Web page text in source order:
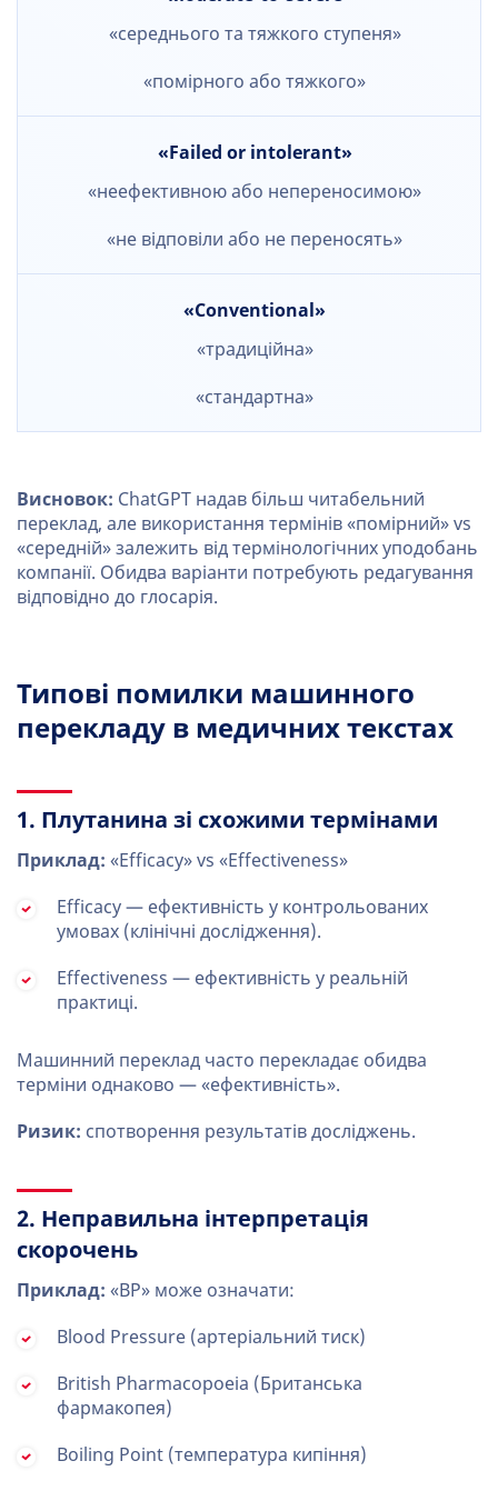
«середнього та тяжкого ступеня»
«помірного або тяжкого»
«Failed or intolerant»
«неефективною або непереносимою»
«не відповіли або не переносять»
«Conventional»
«традиційна»
«стандартна»
Висновок: ChatGPT надав більш читабельний
переклад, але використання термінів «помірний» vs
«середній» залежить від термінологічних уподобань
компанії. Обидва варіанти потребують редагування
відповідно до глосарія.
Типові помилки машинного
перекладу в медичних текстах
1. Плутанина зі схожими термінами
Приклад: «Efficacy» vs «Effectiveness»
Efficacy — ефективність у контрольованих
умовах (клінічні дослідження).
Effectiveness — ефективність у реальній
практиці.
Машинний переклад часто перекладає обидва
терміни однаково — «ефективність».
Ризик: спотворення результатів досліджень.
2. Неправильна інтерпретація
скорочень
Приклад: «BP» може означати:
Blood Pressure (артеріальний тиск)
British Pharmacopoeia (Британська
фармакопея)
Boiling Point (температура кипіння)